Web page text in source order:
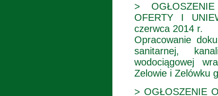
>
OFERTY I
czerwca 2014 r.
Opracowanie
sanitarnej,
wodociągowej
Zelowie i Zelówku
> OGŁOSZENIE